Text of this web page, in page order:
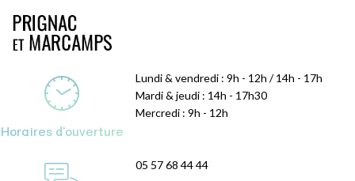
Horaires d'ouverture
Lundi & vendredi : 9h - 12h / 14h - 17h
Mardi & jeudi : 14h - 17h30
Mercredi : 9h - 12h
05 57 68 44 44